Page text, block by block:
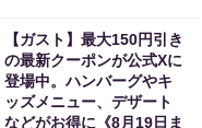
【ガスト】最大150円引き
の最新クーポンが公式Xに
登場中。ハンバーグやキ
ッズメニュー、デザート
などがお得に《8月19日ま